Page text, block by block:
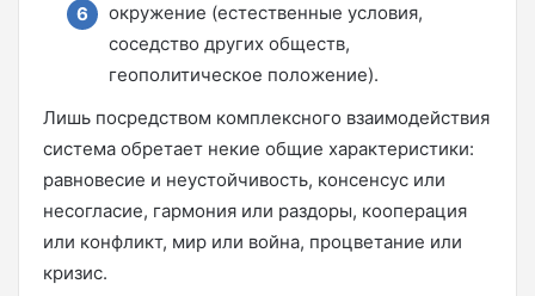
окружение (естественные условия,
соседство других обществ,
геополитическое положение).
Лишь посредством комплексного взаимодействия
система обретает некие общие характеристики:
равновесие и неустойчивость, консенсус или
несогласие, гармония или раздоры, кооперация
или конфликт, мир или война, процветание или
кризис.